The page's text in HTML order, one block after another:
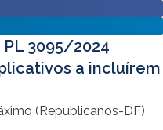
3095/2024
a incluírem